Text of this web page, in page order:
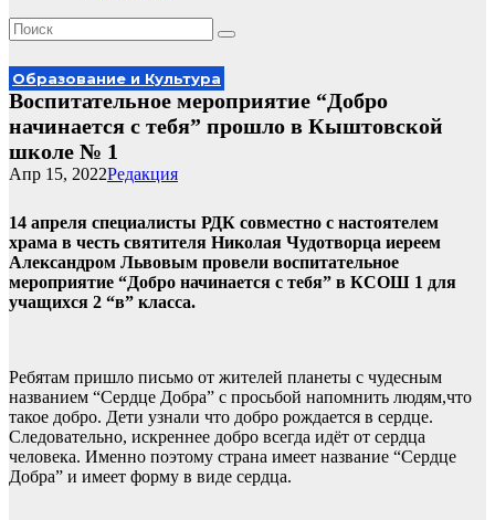
Образование и Культура
Воспитательное мероприятие “Добро
начинается с тебя” прошло в Кыштовской
школе № 1
Редакция
Апр 15, 2022
14 апреля специалисты РДК совместно с настоятелем
храма в честь святителя Николая Чудотворца иереем
Александром Львовым провели воспитательное
мероприятие “Добро начинается с тебя” в КСОШ 1 для
учащихся 2 “в” класса.
Ребятам пришло письмо от жителей планеты с чудесным
названием “Сердце Добра” с просьбой напомнить людям,что
такое добро. Дети узнали что добро рождается в сердце.
Следовательно, искреннее добро всегда идёт от сердца
человека. Именно поэтому страна имеет название “Сердце
Добра” и имеет форму в виде сердца.